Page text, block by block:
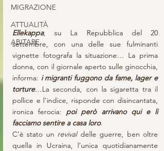
MIGRAZIONE
ATTUALITÀ
ABITARE
Ellekappa, su La Repubblica del 20
settembre, con una delle sue fulminanti
vignette fotografa la situazione… La prima
donna, con il giornale aperto sulle ginocchia,
informa: i migranti fuggono da fame, lager e
torture…La seconda, con la sigaretta tra il
pollice e l’indice, risponde con disincantata,
ironica ferocia: poi però arrivano qui e li
facciamo sentire a casa loro.
C’è stato un revival delle guerre, ben oltre
quella in Ucraina, l’unica quotidianamente